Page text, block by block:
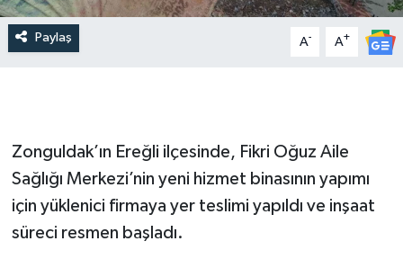
Paylaş A- A+
Zonguldak’ın Ereğli ilçesinde, Fikri Oğuz Aile
Sağlığı Merkezi’nin yeni hizmet binasının yapımı
için yüklenici firmaya yer teslimi yapıldı ve inşaat
süreci resmen başladı.